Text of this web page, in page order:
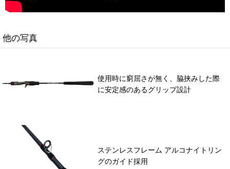
他の写真
使用時に窮屈さが無く、脇挟みした際
に安定感のあるグリップ設計
ステンレスフレーム アルコナイトリン
グのガイド採用